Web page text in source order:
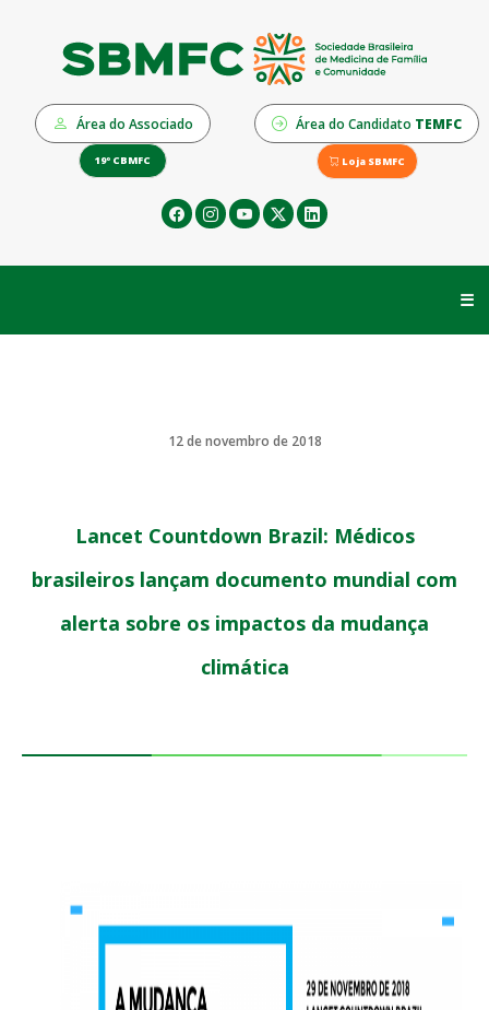
Área do Associado Área do Candidato TEMFC
19º CBMFC Loja SBMFC
☰
12 de novembro de 2018
Lancet Countdown Brazil: Médicos
brasileiros lançam documento mundial com
alerta sobre os impactos da mudança
climática